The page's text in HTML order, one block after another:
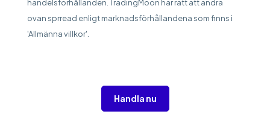
handelsförhållanden. TradingMoon har rätt att ändra
ovan sprread enligt marknadsförhållandena som finns i
'Allmänna villkor'.
Handla nu